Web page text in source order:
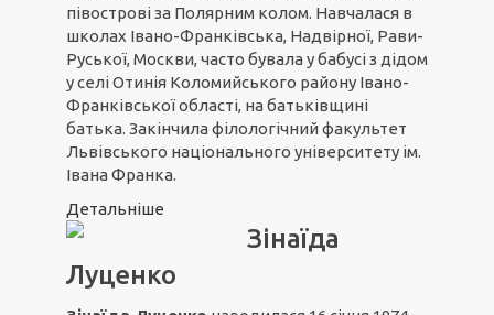
півострові за Полярним колом. Навчалася в
школах Івано-Франківська, Надвірної, Рави-
Руської, Москви, часто бувала у бабусі з дідом
у селі Отинія Коломийського району Івано-
Франківської області, на батьківщині
батька. Закінчила філологічний факультет
Львівського національного університету ім.
Івана Франка.
Детальніше
Зінаїда
Луценко